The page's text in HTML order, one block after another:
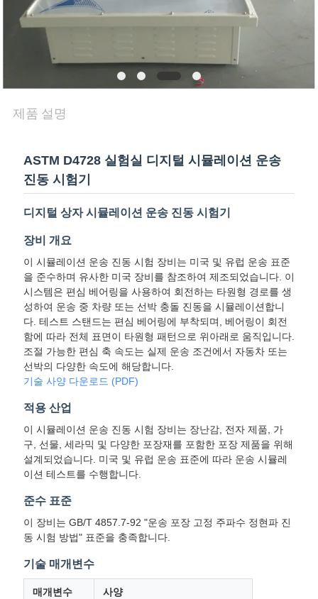
주
세
인
용
문
을
요
구
하
세
요
SHOW
제품 설명
ASTM D4728 실험실 디지털 시뮬레이션 운송
진동 시험기
디지털 상자 시뮬레이션 운송 진동 시험기
장비 개요
이 시뮬레이션 운송 진동 시험 장비는 미국 및 유럽 운송 표준
을 준수하며 유사한 미국 장비를 참조하여 제조되었습니다. 이
시스템은 편심 베어링을 사용하여 회전하는 타원형 경로를 생
성하여 운송 중 차량 또는 선박 충돌 진동을 시뮬레이션합니
다. 테스트 스탠드는 편심 베어링에 부착되며, 베어링이 회전
함에 따라 전체 표면이 타원형 패턴으로 위아래로 움직입니다.
조절 가능한 편심 축 속도는 실제 운송 조건에서 자동차 또는
선박의 다양한 속도에 해당합니다.
기술 사양 다운로드 (PDF)
적용 산업
이 시뮬레이션 운송 진동 시험 장비는 장난감, 전자 제품, 가
구, 선물, 세라믹 및 다양한 포장재를 포함한 포장 제품을 위해
설계되었습니다. 미국 및 유럽 운송 표준에 따라 운송 시뮬레
이션 테스트를 수행합니다.
준수 표준
이 장비는 GB/T 4857.7-92 "운송 포장 고정 주파수 정현파 진
동 시험 방법" 표준을 충족합니다.
기술 매개변수
매개변수 사양